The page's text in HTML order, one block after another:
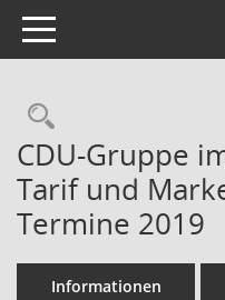
Toggle navigation
CDU-Gruppe
Tarif und
Termine 2019
Informationen